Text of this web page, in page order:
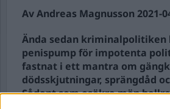
Av Andreas Magnusson 2021-
Ända sedan kriminalpolitiken
penispump för impotenta
fastnat i ett mantra om
dödsskjutningar, sprängdåd
Sådant som osäkra män